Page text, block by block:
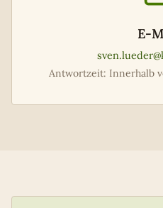
E-
Antwortzeit: Innerhalb